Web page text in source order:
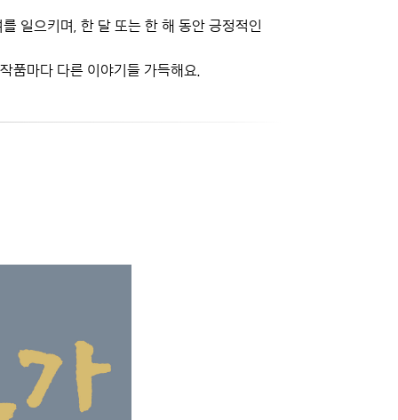
일으키며, 한 달 또는 한 해 동안 긍정적인
품마다 다른 이야기들 가득해요.